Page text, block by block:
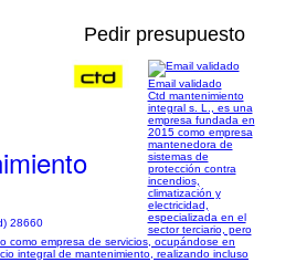
Pedir presupuesto
28660
Email validado
Ctd mantenimiento
integral s. L., es una
empresa fundada en
2015 como empresa
mantenedora de
sistemas de
protección contra
incendios,
climatización y
electricidad,
especializada en el
sector terciario, pero
como empresa de servicios, ocupándose en
integral de mantenimiento, realizando incluso